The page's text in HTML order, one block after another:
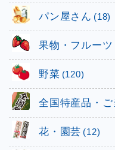
パン屋さん (18)
果物・フルーツ
野菜 (120)
全国特産品・
花・園芸 (12)